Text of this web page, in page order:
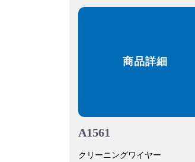
商品詳細
A1561
クリーニングワイヤー